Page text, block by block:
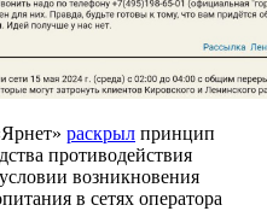
раскрыл принцип
противодействия
возникновения
в сетях оператора